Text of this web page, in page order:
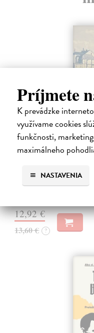
Príjmete
K prevádzke
využívame cookies
funkčnosti,
maximálneho
NASTAVENIA
Táňa / Praha 3
Nikdy jsme nebyli úplně
mámině bytě 4.
12,92 €
13,60 € ?